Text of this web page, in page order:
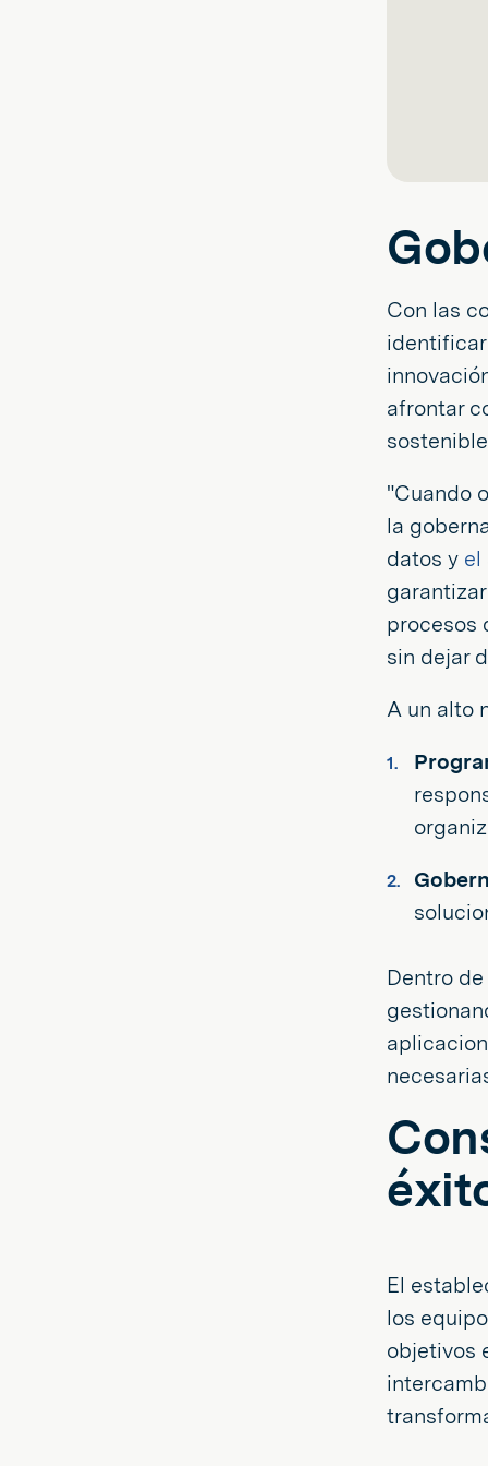
Con las
afrontar
"Cuando
la
datos y el
procesos
sin dejar
A un alto
Dentro
El
los
objetivos